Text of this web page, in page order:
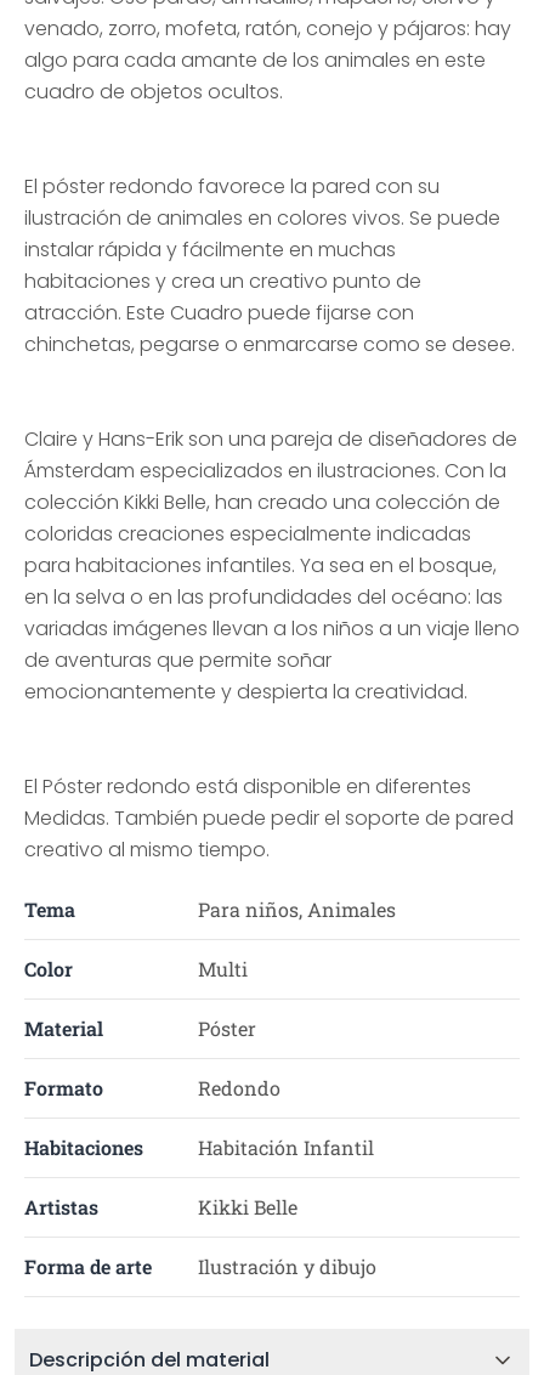
venado, zorro, mofeta, ratón, conejo y pájaros: hay
algo para cada amante de los animales en este
cuadro de objetos ocultos.
El póster redondo favorece la pared con su
ilustración de animales en colores vivos. Se puede
instalar rápida y fácilmente en muchas
habitaciones y crea un creativo punto de
atracción. Este Cuadro puede fijarse con
chinchetas, pegarse o enmarcarse como se desee.
Claire y Hans-Erik son una pareja de diseñadores de
Ámsterdam especializados en ilustraciones. Con la
colección Kikki Belle, han creado una colección de
coloridas creaciones especialmente indicadas
para habitaciones infantiles. Ya sea en el bosque,
en la selva o en las profundidades del océano: las
variadas imágenes llevan a los niños a un viaje lleno
de aventuras que permite soñar
emocionantemente y despierta la creatividad.
El Póster redondo está disponible en diferentes
Medidas. También puede pedir el soporte de pared
creativo al mismo tiempo.
Tema Para niños, Animales
Color Multi
Material Póster
Formato Redondo
Habitaciones Habitación Infantil
Artistas Kikki Belle
Forma de arte Ilustración y dibujo
Descripción del material